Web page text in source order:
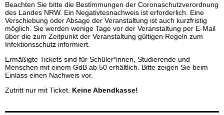
Beachten Sie bitte die Bestimmungen der Coronaschutzverordnung
des Landes NRW. Ein Negativtesnachweis ist erforderlich. Eine
Verschiebung oder Absage der Veranstaltung ist auch kurzfristig
möglich. Sie werden wenige Tage vor der Veranstaltung per E-Mail
über die zum Zeitpunkt der Veranstaltung gültigen Regeln zum
Infektionsschutz informiert.
Ermäßigte Tickets sind für Schüler*innen, Studierende und
Menschen mit einem GdB ab 50 erhältlich. Bitte zeigen Sie beim
Einlass einen Nachweis vor.
Zutritt nur mit Ticket. Keine Abendkasse!